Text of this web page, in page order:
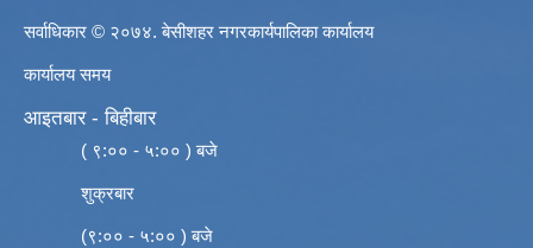
सर्वाधिकार © २०७४. बेसीशहर नगरकार्यपालिका कार्यालय
कार्यालय समय
आइतबार - बिहीबार
( ९:०० - ५:०० ) बजे
शुक्रबार
(९:०० - ५:०० ) बजे